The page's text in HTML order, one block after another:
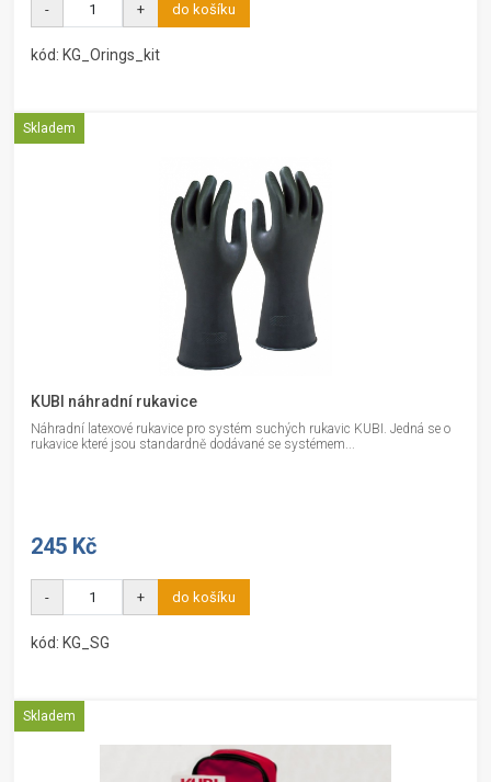
- + do košíku
kód: KG_Orings_kit
Skladem
KUBI náhradní rukavice
Náhradní latexové rukavice pro systém suchých rukavic KUBI. Jedná se o
rukavice které jsou standardně dodávané se systémem...
245 Kč
- + do košíku
kód: KG_SG
Skladem